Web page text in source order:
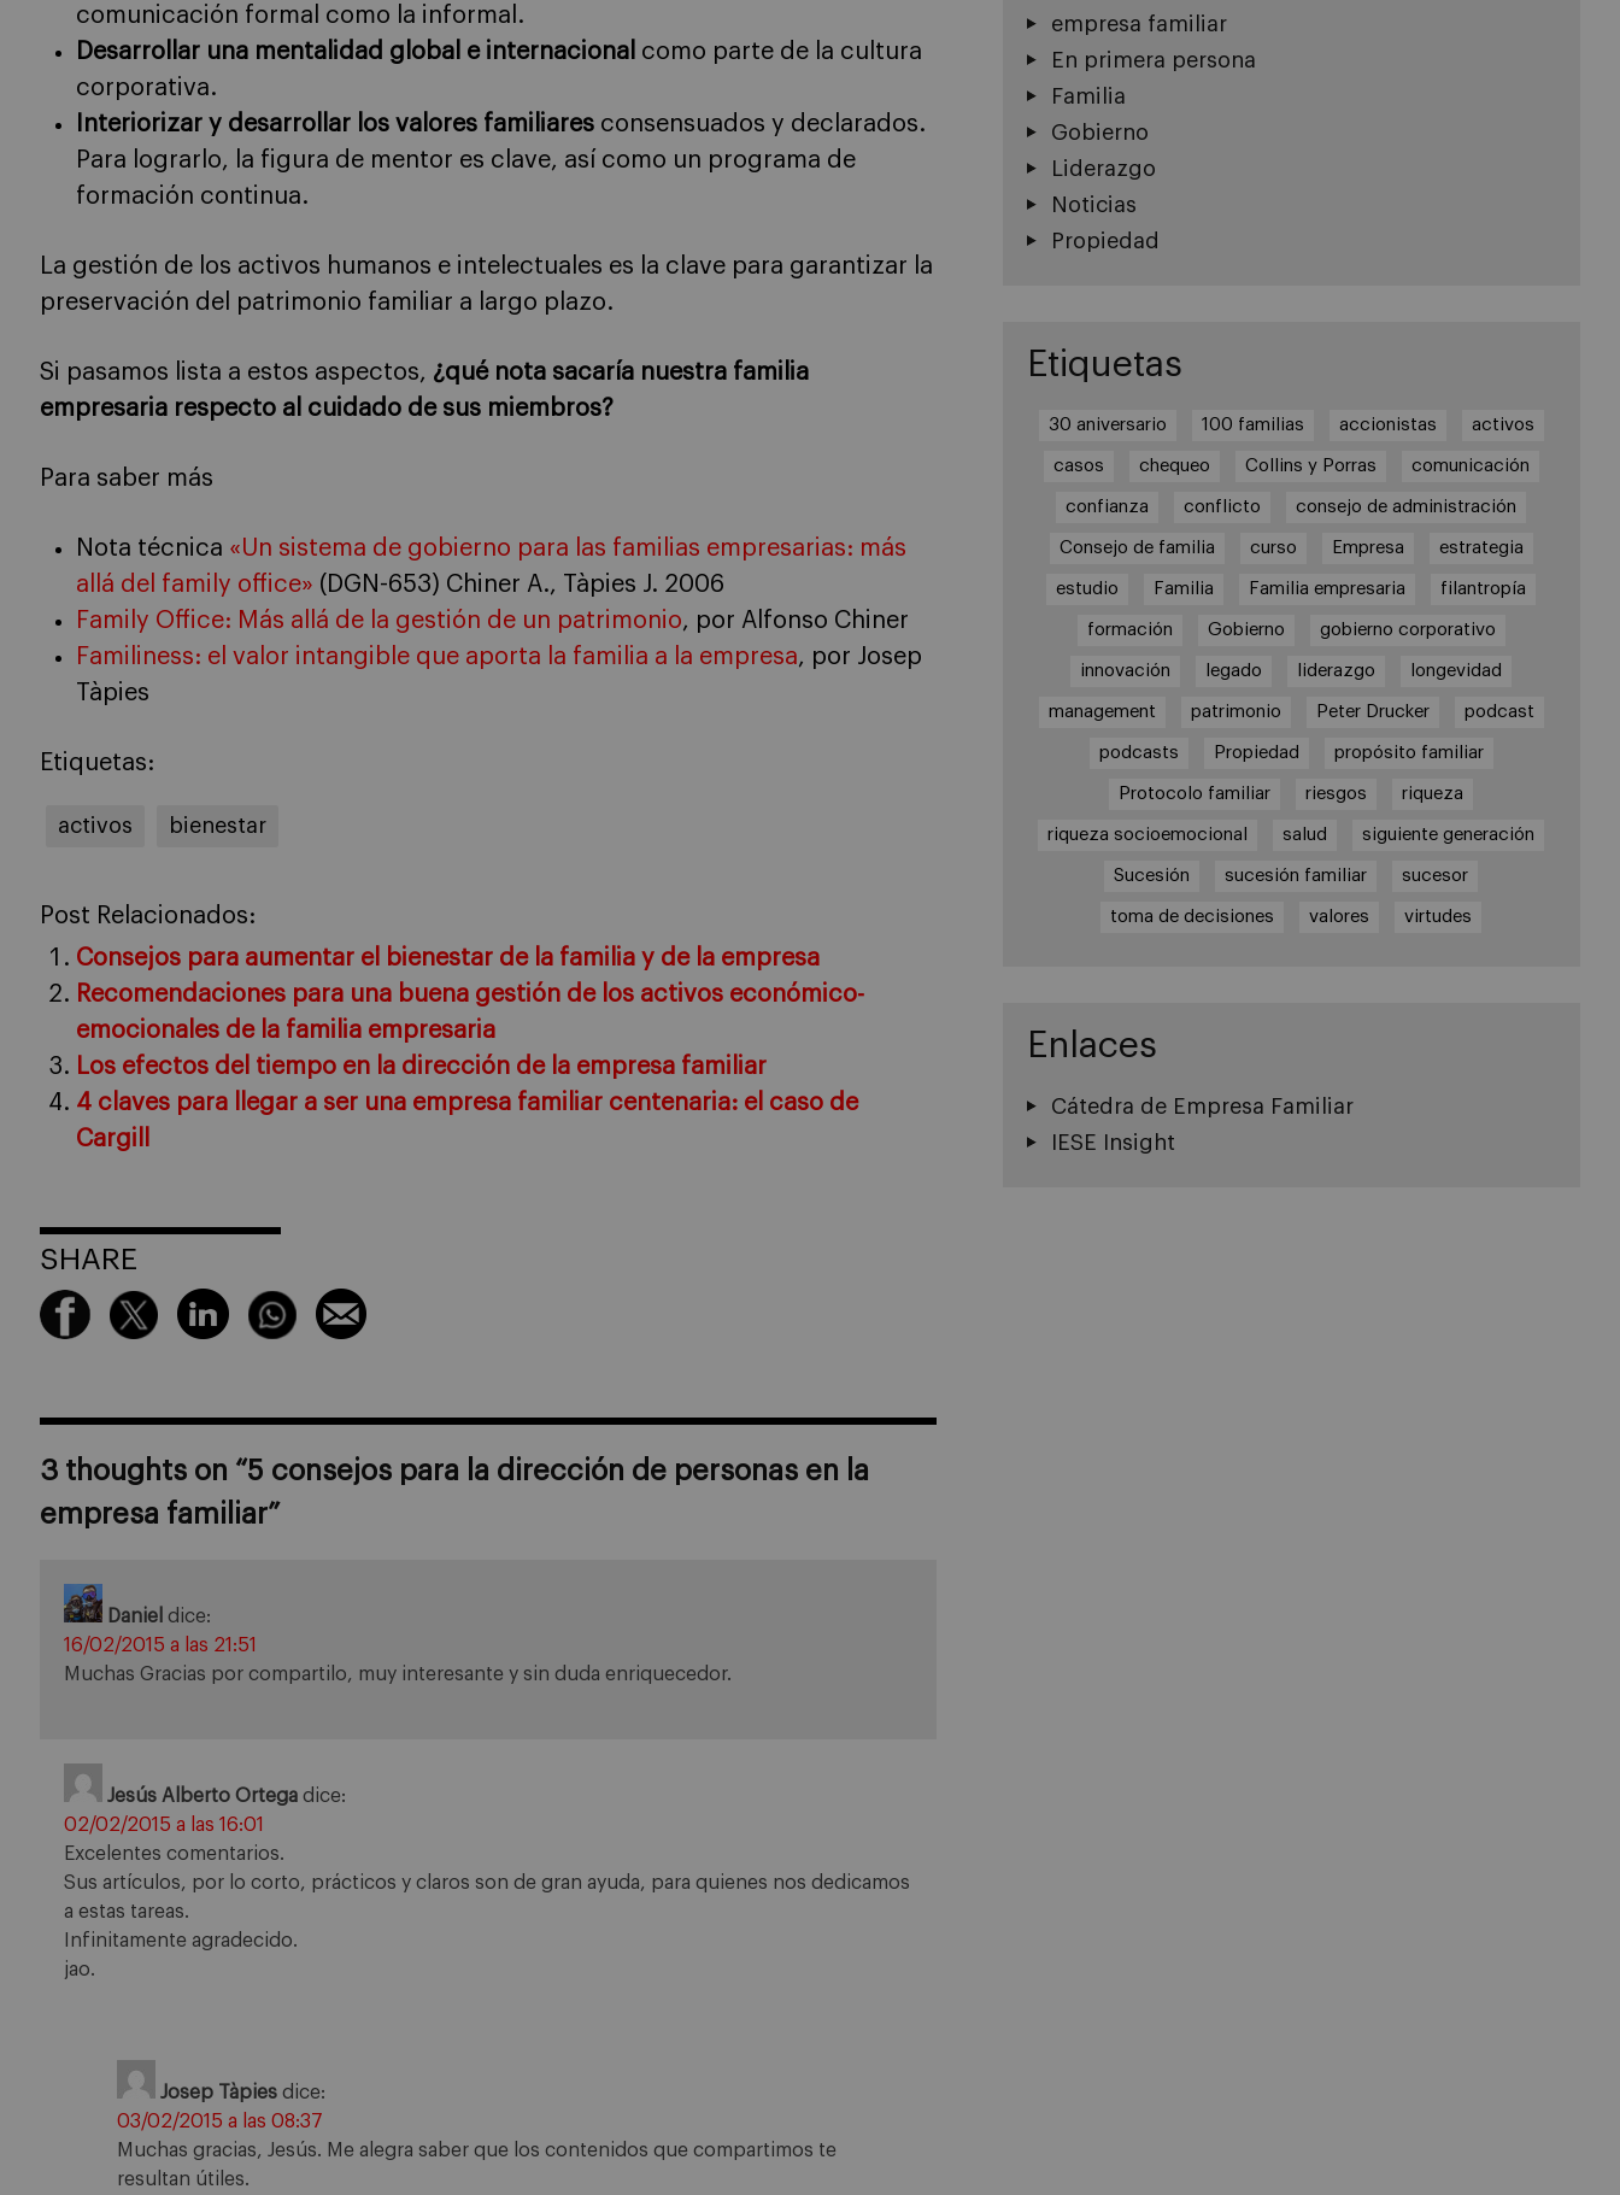
comunicación formal como la informal.
Desarrollar una mentalidad global e internacional como parte de la cultura
corporativa.
Interiorizar y desarrollar los valores familiares consensuados y declarados.
Para lograrlo, la figura de mentor es clave, así como un programa de
formación continua.
La gestión de los activos humanos e intelectuales es la clave para garantizar la
preservación del patrimonio familiar a largo plazo.
Si pasamos lista a estos aspectos, ¿qué nota sacaría nuestra familia
empresaria respecto al cuidado de sus miembros?
Para saber más
Nota técnica «Un sistema de gobierno para las familias empresarias: más
allá del family office» (DGN-653) Chiner A., Tàpies J. 2006
Family Office: Más allá de la gestión de un patrimonio, por Alfonso Chiner
Familiness: el valor intangible que aporta la familia a la empresa, por Josep
Tàpies
Etiquetas:
activos bienestar
Post Relacionados:
Consejos para aumentar el bienestar de la familia y de la empresa
Recomendaciones para una buena gestión de los activos económico-
emocionales de la familia empresaria
Los efectos del tiempo en la dirección de la empresa familiar
4 claves para llegar a ser una empresa familiar centenaria: el caso de
Cargill
SHARE
3 thoughts on “5 consejos para la dirección de personas en la
empresa familiar”
Daniel dice:
16/02/2015 a las 21:51
Muchas Gracias por compartilo, muy interesante y sin duda enriquecedor.
Jesús Alberto Ortega dice:
02/02/2015 a las 16:01
Excelentes comentarios.
Sus artículos, por lo corto, prácticos y claros son de gran ayuda, para quienes nos dedicamos
a estas tareas.
Infinitamente agradecido.
jao.
Josep Tàpies dice:
03/02/2015 a las 08:37
Muchas gracias, Jesús. Me alegra saber que los contenidos que compartimos te
resultan útiles.
empresa familiar
En primera persona
Familia
Gobierno
Liderazgo
Noticias
Propiedad
Etiquetas
30 aniversario 100 familias accionistas activos
casos chequeo Collins y Porras comunicación
confianza conflicto consejo de administración
Consejo de familia curso Empresa estrategia
estudio Familia Familia empresaria filantropía
formación Gobierno gobierno corporativo
innovación legado liderazgo longevidad
management patrimonio Peter Drucker podcast
podcasts Propiedad propósito familiar
Protocolo familiar riesgos riqueza
riqueza socioemocional salud siguiente generación
Sucesión sucesión familiar sucesor
toma de decisiones valores virtudes
Enlaces
Cátedra de Empresa Familiar
IESE Insight